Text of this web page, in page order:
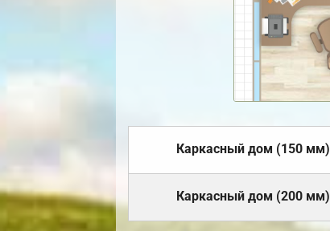
Каркасный дом (150 мм)
Каркасный дом (200 мм)